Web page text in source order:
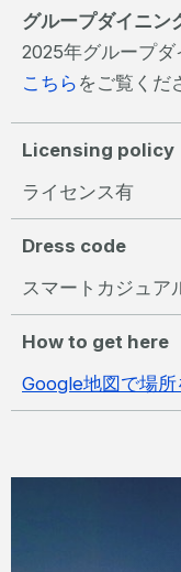
グループダイニン
2025年グループダ
こちら をご覧くだ
Licensing policy
ライセンス有
Dress code
スマートカジュア
How to get here
Google地図で場